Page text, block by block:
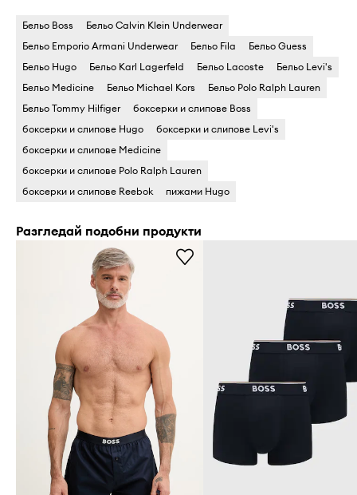
Бельо Boss
Бельо Calvin Klein Underwear
Бельо Emporio Armani Underwear
Бельо Fila
Бельо Guess
Бельо Hugo
Бельо Karl Lagerfeld Бельо Lacoste
Бельо Levi's
Бельо Medicine
Бельо Michael Kors
Бельо Polo Ralph Lauren
Бельо Tommy Hilfiger
боксерки и слипове Boss
боксерки и слипове Hugo
боксерки и слипове Levi's
боксерки и слипове Medicine
боксерки и слипове Polo Ralph Lauren
боксерки и слипове Reebok
пижами Hugo
Разгледай подобни продукти